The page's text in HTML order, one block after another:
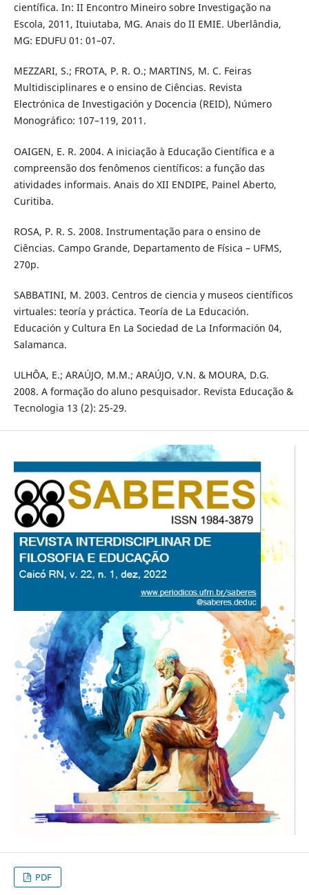
científica. In: II Encontro Mineiro sobre Investigação na
Escola, 2011, Ituiutaba, MG. Anais do II EMIE. Uberlândia,
MG: EDUFU 01: 01–07.
MEZZARI, S.; FROTA, P. R. O.; MARTINS, M. C. Feiras
Multidisciplinares e o ensino de Ciências. Revista
Electrónica de Investigación y Docencia (REID), Número
Monográfico: 107–119, 2011.
OAIGEN, E. R. 2004. A iniciação à Educação Científica e a
compreensão dos fenômenos científicos: a função das
atividades informais. Anais do XII ENDIPE, Painel Aberto,
Curitiba.
ROSA, P. R. S. 2008. Instrumentação para o ensino de
Ciências. Campo Grande, Departamento de Física – UFMS,
270p.
SABBATINI, M. 2003. Centros de ciencia y museos científicos
virtuales: teoría y práctica. Teoría de La Educación.
Educación y Cultura En La Sociedad de La Información 04,
Salamanca.
ULHÔA, E.; ARAÚJO, M.M.; ARAÚJO, V.N. & MOURA, D.G.
2008. A formação do aluno pesquisador. Revista Educação &
Tecnologia 13 (2): 25-29.
PDF